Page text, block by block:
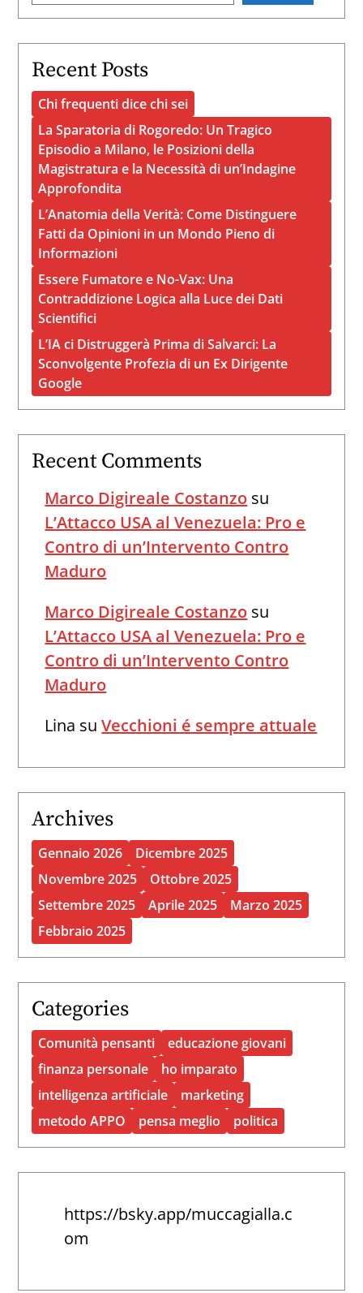
sei
poliziotto
Recent Posts
Chi frequenti dice chi sei
La Sparatoria di Rogoredo: Un Tragico
Episodio a Milano, le Posizioni della
Magistratura e la Necessità di un’Indagine
Approfondita
L’Anatomia della Verità: Come Distinguere
Fatti da Opinioni in un Mondo Pieno di
Informazioni
Essere Fumatore e No-Vax: Una
Contraddizione Logica alla Luce dei Dati
Scientifici
L’IA ci Distruggerà Prima di Salvarci: La
Sconvolgente Profezia di un Ex Dirigente
Google
Recent Comments
Marco Digireale Costanzo su
L’Attacco USA al Venezuela: Pro e
Contro di un’Intervento Contro
Maduro
Marco Digireale Costanzo su
L’Attacco USA al Venezuela: Pro e
Contro di un’Intervento Contro
Maduro
Lina suVecchioni é sempre attuale
Archives
Gennaio 2026
Dicembre 2025
Novembre 2025
Ottobre 2025
Settembre 2025
Aprile 2025
Marzo 2025
Febbraio 2025
Categories
Comunità pensanti
educazione giovani
finanza personale
ho imparato
intelligenza artificiale
marketing
metodo APPO
pensa meglio politica
https://bsky.app/muccagialla.c
om